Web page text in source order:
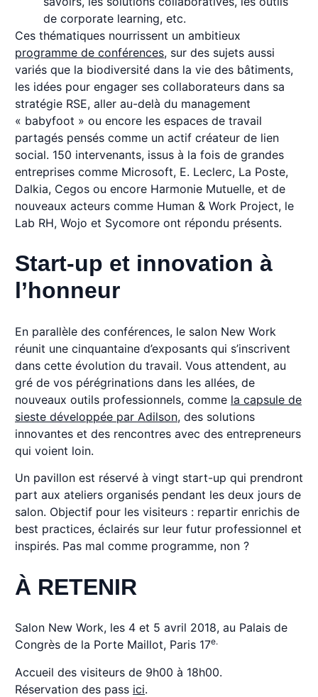
de corporate learning, etc.
Ces thématiques nourrissent un ambitieux
programme de conférences, sur des sujets aussi
variés que la biodiversité dans la vie des bâtiments,
les idées pour engager ses collaborateurs dans sa
stratégie RSE, aller au-delà du management
« babyfoot » ou encore les espaces de travail
partagés pensés comme un actif créateur de lien
social. 150 intervenants, issus à la fois de grandes
entreprises comme Microsoft, E. Leclerc, La Poste,
Dalkia, Cegos ou encore Harmonie Mutuelle, et de
nouveaux acteurs comme Human & Work Project, le
Lab RH, Wojo et Sycomore ont répondu présents.
Start-up et innovation à
l’honneur
En parallèle des conférences, le salon New Work
réunit une cinquantaine d’exposants qui s’inscrivent
dans cette évolution du travail. Vous attendent, au
gré de vos pérégrinations dans les allées, de
nouveaux outils professionnels, comme la capsule de
sieste développée par Adilson, des solutions
innovantes et des rencontres avec des entrepreneurs
qui voient loin.
Un pavillon est réservé à vingt start-up qui prendront
part aux ateliers organisés pendant les deux jours de
salon. Objectif pour les visiteurs : repartir enrichis de
best practices, éclairés sur leur futur professionnel et
inspirés. Pas mal comme programme, non ?
À RETENIR
Salon New Work, les 4 et 5 avril 2018, au Palais de
Congrès de la Porte Maillot, Paris 17e.
Accueil des visiteurs de 9h00 à 18h00.
Réservation des pass ici.